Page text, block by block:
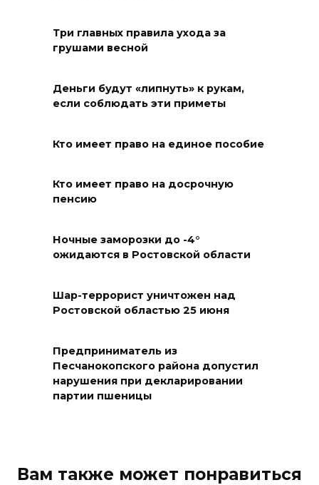
06 августа 2026 10:03
Ростовской области активно
взаимодействует с другими
06 августа 2026 09:56
В центре Ростова участок
тротуара у дома на Большой
06 августа 2026 09:49
Михаила Нагибина, 14а,
06 августа 2026 08:51
Кроссовер врезался в фургон:
Три главных правила ухода за
грушами весной
Деньги будут «липнуть» к рукам,
если соблюдать эти приметы
Кто имеет право на единое пособие
Кто имеет право на досрочную
пенсию
Ночные заморозки до -4°
ожидаются в Ростовской области
Шар-террорист уничтожен над
Ростовской областью 25 июня
Предприниматель из
Песчанокопского района допустил
нарушения при декларировании
партии пшеницы
Вам также может понравиться